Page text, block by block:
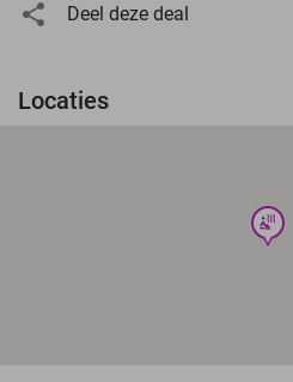
Deel deze deal
Locaties
wellness